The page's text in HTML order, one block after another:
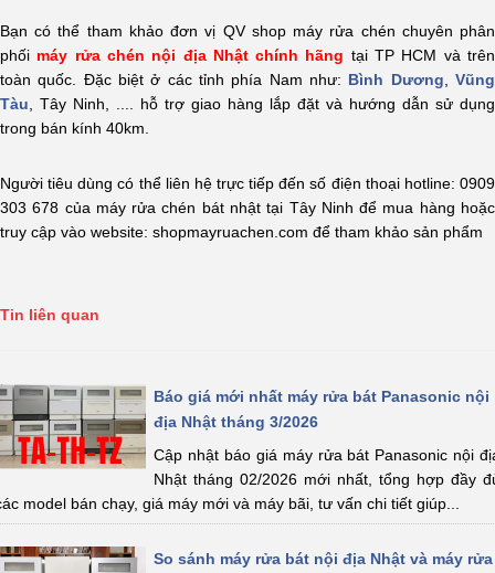
Bạn có thể tham khảo đơn vị QV shop máy rửa chén chuyên phân
phối máy rửa chén nội địa Nhật chính hãng tại TP HCM và trên
toàn quốc. Đặc biệt ở các tỉnh phía Nam như: Bình Dương ,Vũng
Tàu , Tây Ninh, .... hỗ trợ giao hàng lắp đặt và hướng dẫn sử dụng
trong bán kính 40km.
Người tiêu dùng có thể liên hệ trực tiếp đến số điện thoại hotline: 0909
303 678 của máy rửa chén bát nhật tại Tây Ninh để mua hàng hoặc
truy cập vào website: shopmayruachen.com để tham khảo sản phẩm
Tin liên quan
Báo giá mới nhất máy rửa bát Panasonic nội
địa Nhật tháng 3/2026
Cập nhật báo giá máy rửa bát Panasonic nội
Nhật tháng 02/2026 mới nhất, tổng hợp đầy
model bán chạy, giá máy mới và máy bãi, tư vấn chi tiết giúp...
So sánh máy rửa bát nội địa Nhật và máy rửa